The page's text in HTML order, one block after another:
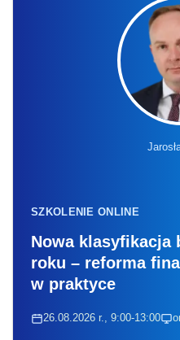
SZKOLENIE ONLINE
Nowa klasyfikacja
roku – reforma
w praktyce
26.08.2026 r., 9:00-13:00